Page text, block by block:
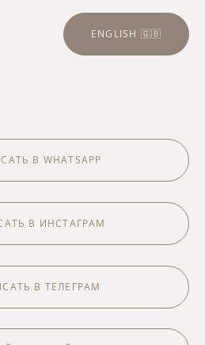
ENGLISH 🇬🇧
В WHATSAPP
В ИНСТАГРАМ
В ТЕЛЕГРАМ